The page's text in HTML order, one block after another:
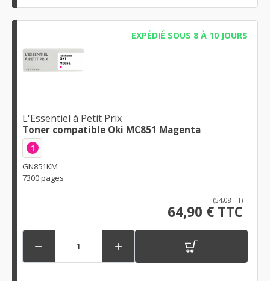
EXPÉDIÉ SOUS 8 À 10 JOURS
L'Essentiel à Petit Prix
Toner compatible Oki MC851 Magenta
1
GN851KM
7300 pages
(54,08 HT)
64,90 € TTC
 